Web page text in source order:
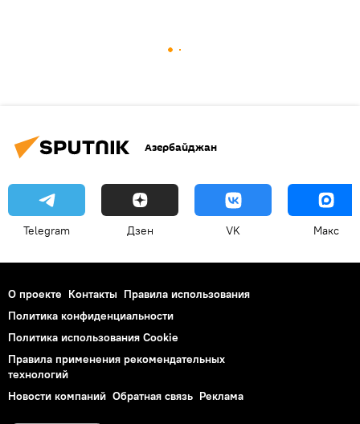
Азербайджан
Telegram Дзен VK Макс
О проекте Контакты Правила использования
Политика конфиденциальности
Политика использования Cookie
Правила применения рекомендательных
технологий
Новости компаний Обратная связь Реклама